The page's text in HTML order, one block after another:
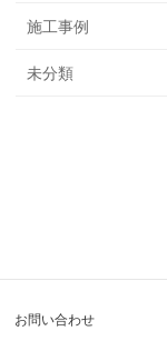
施工事例
未分類
お問い合わせ